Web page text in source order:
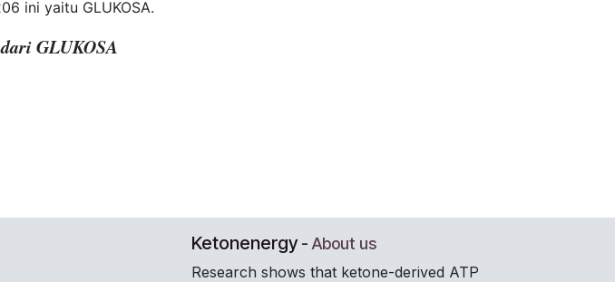
ini yaitu GLUKOSA.
GLUKOSA
Ketonenergy -About us
Research shows that ketone-derived ATP